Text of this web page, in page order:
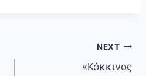
NEXT
«Κόκκινος